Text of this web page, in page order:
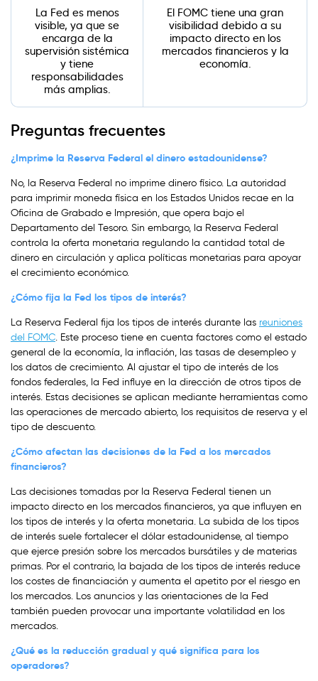
La Fed es menos
visible, ya que se
encarga de la
supervisión sistémica
y tiene
responsabilidades
más amplias.
El FOMC tiene una gran
visibilidad debido a su
impacto directo en los
mercados financieros y la
economía.
Preguntas frecuentes
¿Imprime la Reserva Federal el dinero estadounidense?
No, la Reserva Federal no imprime dinero físico. La autoridad
para imprimir moneda física en los Estados Unidos recae en la
Oficina de Grabado e Impresión, que opera bajo el
Departamento del Tesoro. Sin embargo, la Reserva Federal
controla la oferta monetaria regulando la cantidad total de
dinero en circulación y aplica políticas monetarias para apoyar
el crecimiento económico.
¿Cómo fija la Fed los tipos de interés?
La Reserva Federal fija los tipos de interés durante las reuniones
del FOMC. Este proceso tiene en cuenta factores como el estado
general de la economía, la inflación, las tasas de desempleo y
los datos de crecimiento. Al ajustar el tipo de interés de los
fondos federales, la Fed influye en la dirección de otros tipos de
interés. Estas decisiones se aplican mediante herramientas como
las operaciones de mercado abierto, los requisitos de reserva y el
tipo de descuento.
¿Cómo afectan las decisiones de la Fed a los mercados
financieros?
Las decisiones tomadas por la Reserva Federal tienen un
impacto directo en los mercados financieros, ya que influyen en
los tipos de interés y la oferta monetaria. La subida de los tipos
de interés suele fortalecer el dólar estadounidense, al tiempo
que ejerce presión sobre los mercados bursátiles y de materias
primas. Por el contrario, la bajada de los tipos de interés reduce
los costes de financiación y aumenta el apetito por el riesgo en
los mercados. Los anuncios y las orientaciones de la Fed
también pueden provocar una importante volatilidad en los
mercados.
¿Qué es la reducción gradual y qué significa para los
operadores?